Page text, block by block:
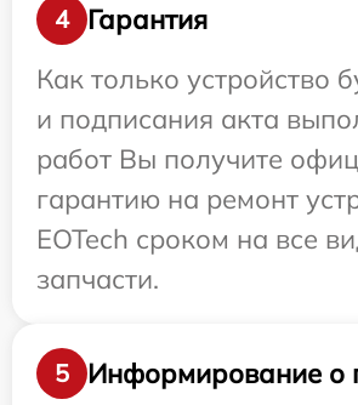
4
Гарантия
Как только устройство
и подписания акта
работ Вы получите
гарантию на ремонт
EOTech сроком на все
запчасти.
5
Информирование о